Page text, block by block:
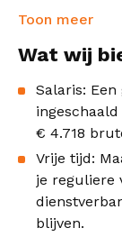
maar ook
Jij bent
medewerkers
Je bent
HR-team.
iedereen bij
op heeft,
Technisch
Toon meer
Wat wij
Salaris:
€ 4.718
Vrije tijd:
je reguliere
blijven.